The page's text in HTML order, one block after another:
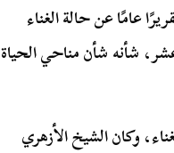
عامًا عن حالة الغناء
شأنه شأن مناحي الحياة
وكان الشيخ الأزهري